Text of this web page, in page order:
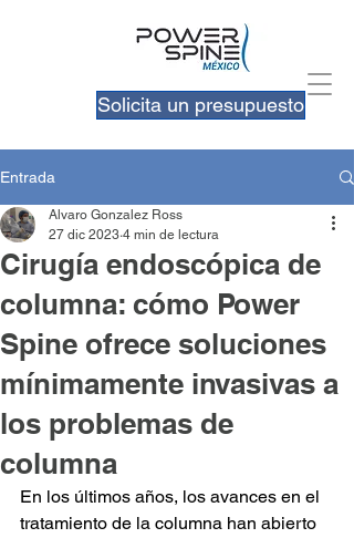
Solicita un presupuesto
Entrada
Cirugía endoscópica de
columna: cómo Power
Spine ofrece soluciones
mínimamente invasivas a
los problemas de
columna
Alvaro Gonzalez Ross
27 dic 2023 4 min de lectura
En los últimos años, los avances en el
tratamiento de la columna han abierto